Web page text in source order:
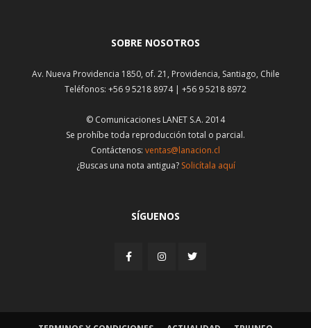
SOBRE NOSOTROS
Av. Nueva Providencia 1850, of. 21, Providencia, Santiago, Chile
Teléfonos: +56 9 5218 8974 | +56 9 5218 8972
© Comunicaciones LANET S.A. 2014
Se prohíbe toda reproducción total o parcial.
Contáctenos: ventas@lanacion.cl
¿Buscas una nota antigua? Solicítala aquí
SÍGUENOS